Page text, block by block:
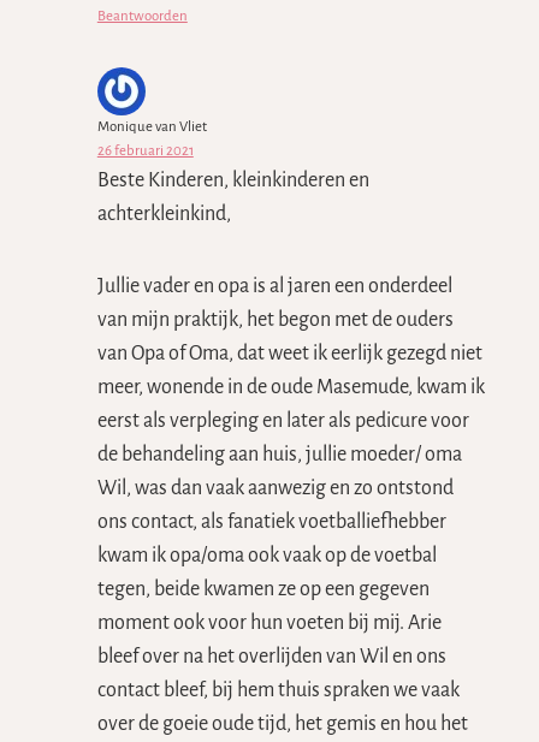
Beantwoorden
Monique van Vliet
26 februari 2021
Beste Kinderen, kleinkinderen en
achterkleinkind,
Jullie vader en opa is al jaren een onderdeel
van mijn praktijk, het begon met de ouders
van Opa of Oma, dat weet ik eerlijk gezegd niet
meer, wonende in de oude Masemude, kwam ik
eerst als verpleging en later als pedicure voor
de behandeling aan huis, jullie moeder/ oma
Wil, was dan vaak aanwezig en zo ontstond
ons contact, als fanatiek voetballiefhebber
kwam ik opa/oma ook vaak op de voetbal
tegen, beide kwamen ze op een gegeven
moment ook voor hun voeten bij mij. Arie
bleef over na het overlijden van Wil en ons
contact bleef, bij hem thuis spraken we vaak
over de goeie oude tijd, het gemis en hou het